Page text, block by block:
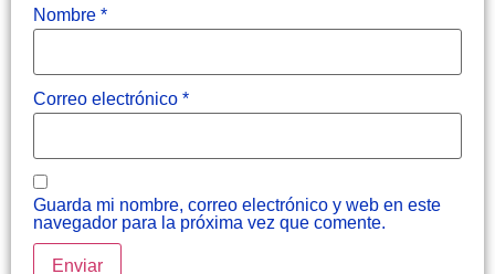
Nombre *
Correo electrónico *
Guarda mi nombre, correo electrónico y web en este
navegador para la próxima vez que comente.